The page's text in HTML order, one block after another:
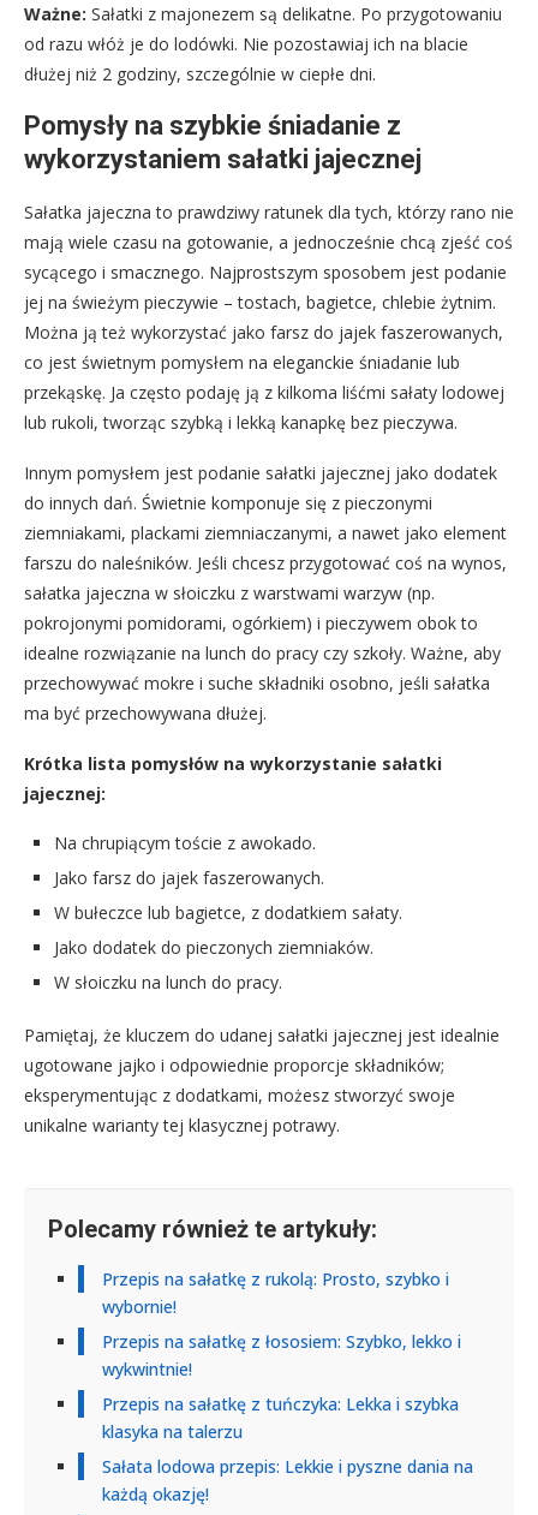
Ważne: Sałatki z majonezem są delikatne. Po przygotowaniu
od razu włóż je do lodówki. Nie pozostawiaj ich na blacie
dłużej niż 2 godziny, szczególnie w ciepłe dni.
Pomysły na szybkie śniadanie z
wykorzystaniem sałatki jajecznej
Sałatka jajeczna to prawdziwy ratunek dla tych, którzy rano nie
mają wiele czasu na gotowanie, a jednocześnie chcą zjeść coś
sycącego i smacznego. Najprostszym sposobem jest podanie
jej na świeżym pieczywie – tostach, bagietce, chlebie żytnim.
Można ją też wykorzystać jako farsz do jajek faszerowanych,
co jest świetnym pomysłem na eleganckie śniadanie lub
przekąskę. Ja często podaję ją z kilkoma liśćmi sałaty lodowej
lub rukoli, tworząc szybką i lekką kanapkę bez pieczywa.
Innym pomysłem jest podanie sałatki jajecznej jako dodatek
do innych dań. Świetnie komponuje się z pieczonymi
ziemniakami, plackami ziemniaczanymi, a nawet jako element
farszu do naleśników. Jeśli chcesz przygotować coś na wynos,
sałatka jajeczna w słoiczku z warstwami warzyw (np.
pokrojonymi pomidorami, ogórkiem) i pieczywem obok to
idealne rozwiązanie na lunch do pracy czy szkoły. Ważne, aby
przechowywać mokre i suche składniki osobno, jeśli sałatka
ma być przechowywana dłużej.
Krótka lista pomysłów na wykorzystanie sałatki
jajecznej:
Na chrupiącym toście z awokado.
Jako farsz do jajek faszerowanych.
W bułeczce lub bagietce, z dodatkiem sałaty.
Jako dodatek do pieczonych ziemniaków.
W słoiczku na lunch do pracy.
Pamiętaj, że kluczem do udanej sałatki jajecznej jest idealnie
ugotowane jajko i odpowiednie proporcje składników;
eksperymentując z dodatkami, możesz stworzyć swoje
unikalne warianty tej klasycznej potrawy.
Polecamy również te artykuły:
Przepis na sałatkę z rukolą: Prosto, szybko i
wybornie!
Przepis na sałatkę z łososiem: Szybko, lekko i
wykwintnie!
Przepis na sałatkę z tuńczyka: Lekka i szybka
klasyka na talerzu
Sałata lodowa przepis: Lekkie i pyszne dania na
każdą okazję!